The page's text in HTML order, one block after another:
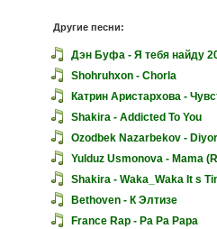
Другие песни:
Дэн Буфа - Я тебя найду
Shohruhxon - Chorla
Катрин Аристархова -
Shakira - Addicted To You
Ozodbek Nazarbekov -
Yulduz Usmonova - Mama
Shakira - Waka_Waka It s
Bethoven - К Элтизе
France Rap - Pa Pa Papa